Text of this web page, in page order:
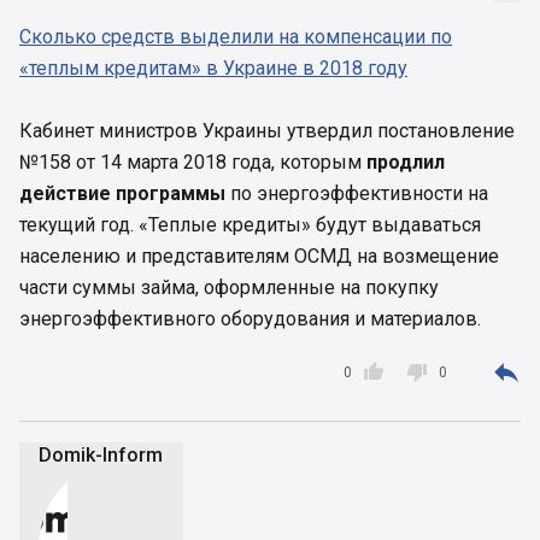
Сколько средств выделили на компенсации по
«теплым кредитам» в Украине в 2018 году
Кабинет министров Украины утвердил постановление
№158 от 14 марта 2018 года, которым продлил
действие программы по энергоэффективности на
текущий год. «Теплые кредиты» будут выдаваться
населению и представителям ОСМД на возмещение
части суммы займа, оформленные на покупку
энергоэффективного оборудования и материалов.

0  0 
Domik-Inform